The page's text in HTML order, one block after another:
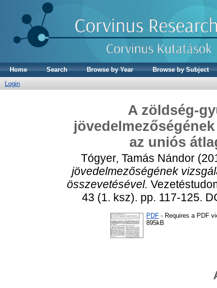
Home Search Browse by Year
Browse by Subject
Login
A zöldség-
az uniós
Tógyer, Tamás Nándor
jövedelmezőségének
összevetésével.
43 (1. ksz). pp. 117-125.
PDF - Requires a PDF
895kB